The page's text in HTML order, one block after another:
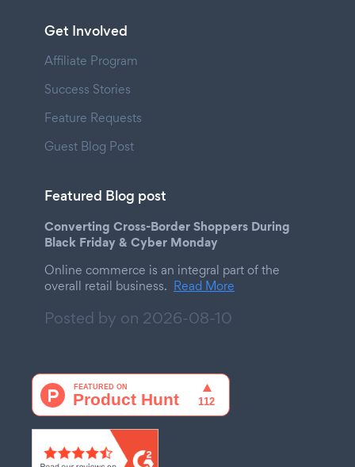
Get Involved
Affiliate Program
Success Stories
Feature Requests
Guest Blog Post
Featured Blog post
Converting Cross-Border Shoppers During
Black Friday & Cyber Monday
Online commerce is an integral part of the
overall retail business. Read More
Posted by on 2026-08-10